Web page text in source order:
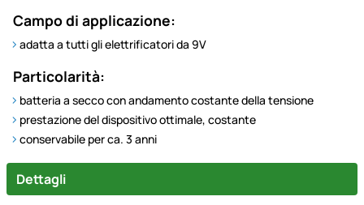
Campo di applicazione:
adatta a tutti gli elettrificatori da 9V
Particolarità:
batteria a secco con andamento costante della tensione
prestazione del dispositivo ottimale, costante
conservabile per ca. 3 anni
Dettagli